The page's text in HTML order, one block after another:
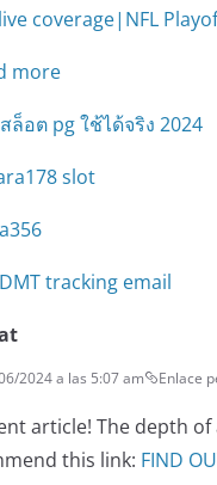
coverage|NFL
more
ล็อต pg ใช้ได้จริง 2024
slot
tracking email
2024 a las 5:07 am Enlace
article! The depth
this link: FIND